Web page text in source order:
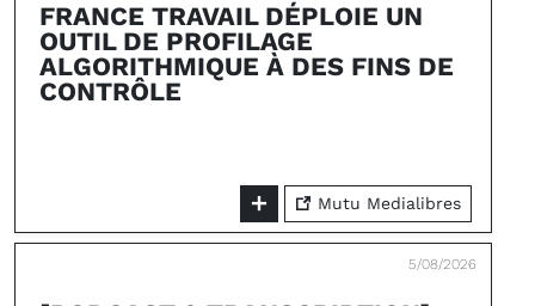
FRANCE TRAVAIL DÉPLOIE UN
OUTIL DE PROFILAGE
ALGORITHMIQUE À DES FINS DE
CONTRÔLE
Mutu Medialibres
5/08/2026